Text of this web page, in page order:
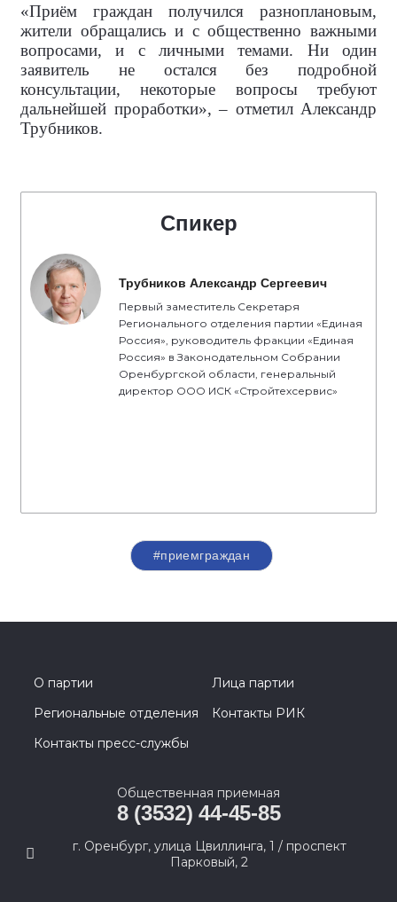
«Приём граждан получился разноплановым,
жители обращались и с общественно важными
вопросами, и с личными темами. Ни один
заявитель не остался без подробной
консультации, некоторые вопросы требуют
дальнейшей проработки», – отметил Александр
Трубников.
Спикер
Трубников Александр Сергеевич
Первый заместитель Секретаря
Регионального отделения партии «Единая
Россия», руководитель фракции «Единая
Россия» в Законодательном Собрании
Оренбургской области, генеральный
директор ООО ИСК «Стройтехсервис»
#приемграждан
О партии
Лица партии
Региональные отделения
Контакты РИК
Контакты пресс-службы
Общественная приемная
8 (3532) 44-45-85
г. Оренбург, улица Цвиллинга, 1 / проспект
Парковый, 2